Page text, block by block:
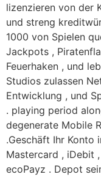
lizenzieren von der
und streng
1000 von Spielen
Jackpots ,
Feuerhaken , und
Studios zulassen
Entwicklung , und
. playing period
degenerate Mobile
.Geschäft Ihr Konto
Mastercard , iDebit
ecoPayz . Depot